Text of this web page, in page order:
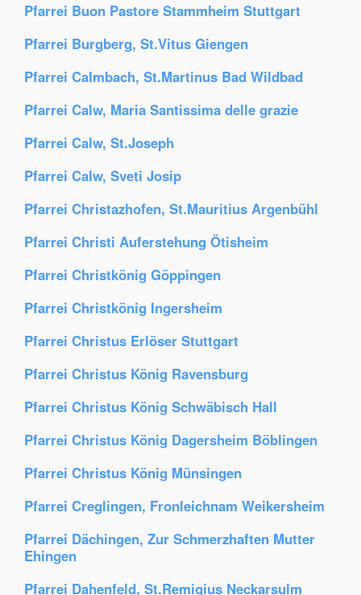
Pfarrei Buon Pastore Stammheim Stuttgart
Pfarrei Burgberg, St.Vitus Giengen
Pfarrei Calmbach, St.Martinus Bad Wildbad
Pfarrei Calw, Maria Santissima delle grazie
Pfarrei Calw, St.Joseph
Pfarrei Calw, Sveti Josip
Pfarrei Christazhofen, St.Mauritius Argenbühl
Pfarrei Christi Auferstehung Ötisheim
Pfarrei Christkönig Göppingen
Pfarrei Christkönig Ingersheim
Pfarrei Christus Erlöser Stuttgart
Pfarrei Christus König Ravensburg
Pfarrei Christus König Schwäbisch Hall
Pfarrei Christus König Dagersheim Böblingen
Pfarrei Christus König Münsingen
Pfarrei Creglingen, Fronleichnam Weikersheim
Pfarrei Dächingen, Zur Schmerzhaften Mutter
Ehingen
Pfarrei Dahenfeld, St.Remigius Neckarsulm